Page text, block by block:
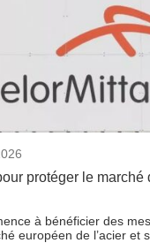
protéger le marché
à bénéficier des
européen de l’acier et